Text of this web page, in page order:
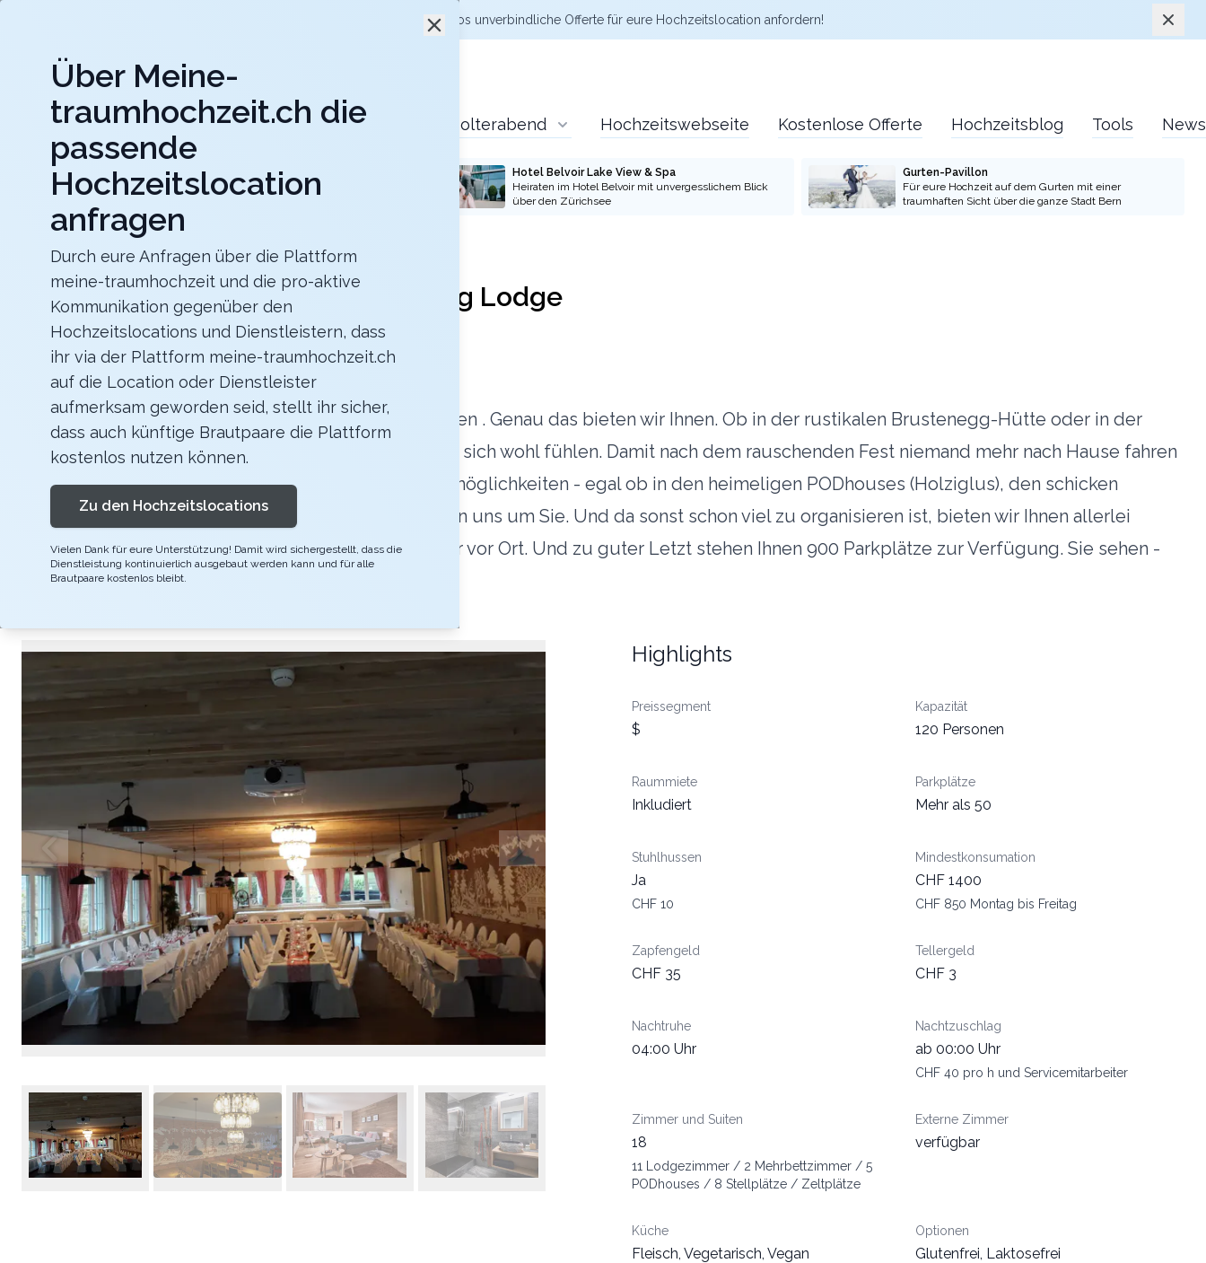
Jetzt kostenlos unverbindliche Offertefür eure Hochzeitslocation anfordern!
meine-traumhochzeit.ch
Hochzeitslocations Hochzeitsdienstleister Polterabend Hochzeitswebseite Kostenlose Offerte Hochzeitsblog Tools News
Schloss Laufen am Rheinfall
Heiraten im Schloss Laufen am Rheinfall, dort wo
Hotel Belvoir Lake View & Spa
Heiraten im Hotel Belvoir mit unvergesslichem Blick
über den Zürichsee
Gurten-Pavillon
Für eure Hochzeit auf dem Gurten mit einer
traumhaften Sicht über die ganze Stadt Bern
Zurück zur Suche
Sportbahnen Atzmännig Atzmännig Lodge
4.2
Abendessen
SG
GoldingenMerkliste Link teilen
Alles aus einer Hand für Ihren schönsten Tag im Leben . Genau das bieten wir Ihnen. Ob in der rustikalen Brustenegg-Hütte oder in der
alpin-schicken Atzmännig Lodge bei uns werden Sie sich wohl fühlen. Damit nach dem rauschenden Fest niemand mehr nach Hause fahren
muss, bieten wir Ihnen auch allerlei Übernachtungsmöglichkeiten - egal ob in den heimeligen PODhouses (Holziglus), den schicken
Lodgezimmern oder auf dem Camping, wir kümmern uns um Sie. Und da sonst schon viel zu organisieren ist, bieten wir Ihnen allerlei
Rahmenprogramme oder Deko- und Blumenanbieter vor Ort. Und zu guter Letzt stehen Ihnen 900 Parkplätze zur Verfügung. Sie sehen -
wir bieten Ihnen wirklich alles aus einer Hand.
Highlights
Preissegment
$
Kapazität
120 Personen
Raummiete
Inkludiert
Parkplätze
Mehr als 50
Stuhlhussen
Ja
CHF 10
Mindestkonsumation
CHF 1400
CHF 850 Montag bis Freitag
Zapfengeld
CHF 35
Tellergeld
CHF 3
Nachtruhe
04:00 Uhr
Nachtzuschlag
ab 00:00 Uhr
CHF 40 pro h und Servicemitarbeiter
Zimmer und Suiten
18
11 Lodgezimmer / 2 Mehrbettzimmer / 5
PODhouses / 8 Stellplätze / Zeltplätze
Externe Zimmer
verfügbar
Küche
Fleisch, Vegetarisch, Vegan
Optionen
Glutenfrei, Laktosefrei
Über Meine-
traumhochzeit.ch die
passende
Hochzeitslocation
anfragen
Durch eure Anfragen über die Plattform
meine-traumhochzeit und die pro-aktive
Kommunikation gegenüber den
Hochzeitslocations und Dienstleistern, dass
ihr via der Plattform meine-traumhochzeit.ch
auf die Location oder Dienstleister
aufmerksam geworden seid, stellt ihr sicher,
dass auch künftige Brautpaare die Plattform
kostenlos nutzen können.
Zu den Hochzeitslocations
Vielen Dank für eure Unterstützung! Damit wird sichergestellt, dass die
Dienstleistung kontinuierlich ausgebaut werden kann und für alle
Brautpaare kostenlos bleibt.